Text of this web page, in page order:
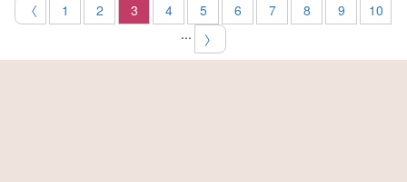
〈 1 2 3 4 5 6 7 8 9
10
...
〉